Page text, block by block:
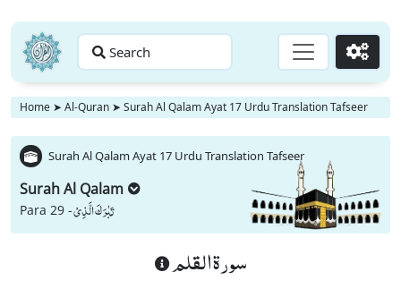
Search Go
Home ➤ Al-Quran ➤ Surah Al Qalam Ayat 17 Urdu Translation Tafseer
Surah Al Qalam Ayat 17 Urdu Translation Tafseer
Surah Al Qalam
Para 29 -تَبٰرَكَ الَّذِیْ
سورة القلم